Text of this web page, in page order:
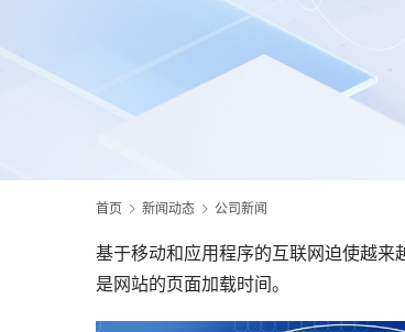
首页 新闻动态 公司新闻
基于移动和应用程序的互联网迫使越
是网站的页面加载时间。